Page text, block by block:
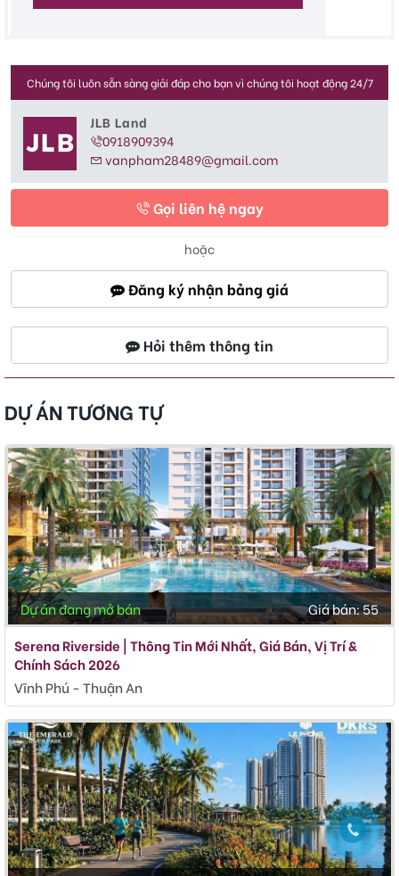
Chúng tôi luôn sẵn sàng giải đáp cho bạn vì chúng tôi hoạt động 24/7
JLB Land
0918909394
vanpham28489@gmail.com
Gọi liên hệ ngay
hoặc
Đăng ký nhận bảng giá
Hỏi thêm thông tin
DỰ ÁN TƯƠNG TỰ
Dự án đang mở bán Giá bán:55
Serena Riverside | Thông Tin Mới Nhất, Giá Bán, Vị Trí &
Chính Sách 2026
Vĩnh Phú - Thuận An